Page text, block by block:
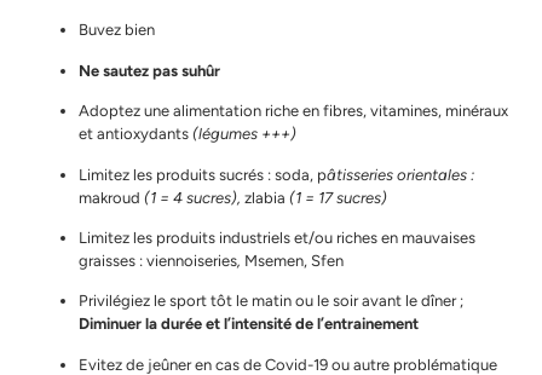
Buvez bien
Ne sautez pas suhûr
Adoptez une alimentation riche en fibres, vitamines, minéraux
et antioxydants (légumes +++)
Limitez les produits sucrés : soda, pâtisseries orientales :
makroud (1 = 4 sucres), zlabia (1 = 17 sucres)
Limitez les produits industriels et/ou riches en mauvaises
graisses : viennoiseries, Msemen, Sfen
Privilégiez le sport tôt le matin ou le soir avant le dîner ;
Diminuer la durée et l’intensité de l’entrainement
Evitez de jeûner en cas de Covid-19 ou autre problématique